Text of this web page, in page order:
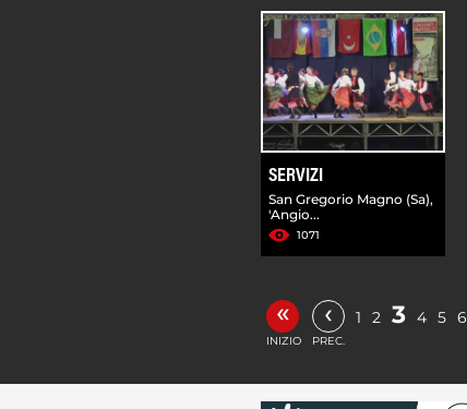
SERVIZI
San Gregorio Magno (Sa),
'Angio...
1071
«
INIZIO
‹
PREC.
1 2 3 4 5 6